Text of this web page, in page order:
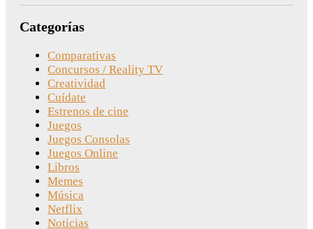
Categorías
Comparativas
Concursos / Reality TV
Creatividad
Cuídate
Estrenos de cine
Juegos
Juegos Consolas
Juegos Online
Libros
Memes
Música
Netflix
Noticias